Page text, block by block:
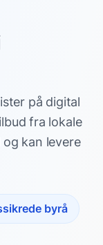
på digital
fra lokale
kan levere
byrå